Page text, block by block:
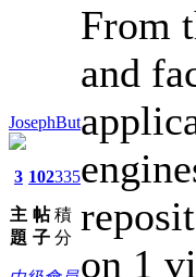
JosephBut
3
主
題
102
帖
子
335
積
分
From
and
on 1